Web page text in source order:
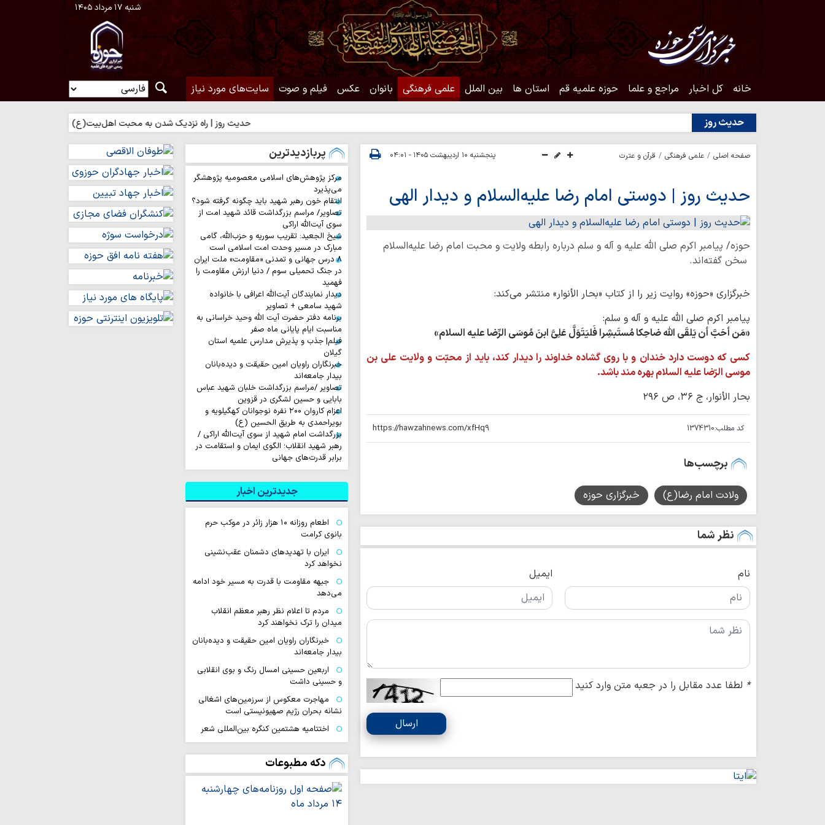
شنبه ۱۷ مرداد ۱۴۰۵
خانه کل اخبار مراجع و علما حوزه علمیه قم استان ها بین الملل علمی فرهنگی بانوان عکس فیلم و صوت سایت‌های مورد نیاز
حدیث روز حدیث روز | راه نزدیک شدن به محبت اهل‌بیت(ع) حدیث روز | بهترین
صفحه اصلی علمی فرهنگی قرآن و عترت پنجشنبه ۱۰ اردیبهشت ۱۴۰۵ - ۰۴:۰۱
حدیث روز | دوستی امام رضا علیه‌السلام و دیدار الهی
حوزه/ پیامبر اکرم صلی الله علیه و آله و سلم درباره رابطه ولایت و محبت امام رضا علیه‌السلام
سخن گفته‌اند.
خبرگزاری «حوزه» روایت زیر را از کتاب «بحار الأنوار» منتشر می‌کند:
پیامبر اکرم صلی الله علیه و آله و سلم:
«مَن أحَبَّ أن یَلقَی اللّه ضاحِکا مُستَبشِرا فَلیَتَوَلَّ عَلِیَّ ابنَ مُوسَی الرِّضا علیه السلام»
کسی که دوست دارد خندان و با روی گشاده خداوند را دیدار کند، باید از محبّت و ولایت علی بن
موسی الرّضا علیه السلام بهره مند باشد.
بحار الأنوار، ج ۳۶، ص ۲۹۶
کد مطلب:1374310
برچسب‌ها
ولادت امام رضا(ع) خبرگزاری حوزه
نظر شما
نام ایمیل
* لطفا عدد مقابل را در جعبه متن وارد کنید
ارسال
پربازدیدترین
مرکز پژوهش‌های اسلامی معصومیه پژوهشگر
می‌پذیرد
انتقام خون رهبر شهید باید چگونه گرفته شود؟
تصاویر/ مراسم بزرگداشت قائد شهید امت از
سوی آیت‌الله اراکی
شیخ الجعید: تقریب سوریه و حزب‌الله، گامی
مبارک در مسیر وحدت امت اسلامی است
۸ درس جهانی و تمدنی «مقاومت» ملت ایران
در جنگ تحمیلی سوم / دنیا ارزش مقاومت را
فهمید
دیدار نمایندگان آیت‌الله اعرافی با خانواده
شهید سامعی + تصاویر
برنامه دفتر حضرت آیت الله وحید خراسانی به
مناسبت ایام پایانی ماه صفر
فیلم| جذب و پذیرش مدارس علمیه استان
گیلان
خبرنگاران راویان امین حقیقت و دیده‌بانان
بیدار جامعه‌اند
تصاویر /مراسم بزرگداشت خلبان شهید عباس
بابایی و حسین لشگری در قزوین
اعزام کاروان ۲۰۰ نفره نوجوانان کهگیلویه و
بویراحمدی به طریق الحسین (ع)
بزرگداشت امام شهید از سوی آیت‌الله اراکی /
رهبر شهید انقلاب؛ الگوی ایمان و استقامت در
برابر قدرت‌های جهانی
جدیدترین اخبار
اطعام روزانه ۱۰ هزار زائر در موکب حرم
بانوی کرامت
ایران با تهدیدهای دشمنان عقب‌نشینی
نخواهد کرد
جبهه مقاومت با قدرت به مسیر خود ادامه
می‌دهد
مردم تا اعلام نظر رهبر معظم انقلاب
میدان را ترک نخواهند کرد
خبرنگاران راویان امین حقیقت و دیده‌بانان
بیدار جامعه‌اند
اربعین حسینی امسال رنگ و بوی انقلابی
و حسینی داشت
مهاجرت معکوس از سرزمین‌های اشغالی
نشانه بحران رژیم صهیونیستی است
اختتامیه هشتمین کنگره بین‌المللی شعر
زنان عاشورایی در مشهد برگزار…
ایران قوی با هم‌افزایی قدرت میدانی و
دیپلماسی هوشمند شکل می‌گیرد
اقتدار امروز کشور ثمره حضور مردم در
صحنه و توانمندی نیروهای مسلح است
دکه مطبوعات